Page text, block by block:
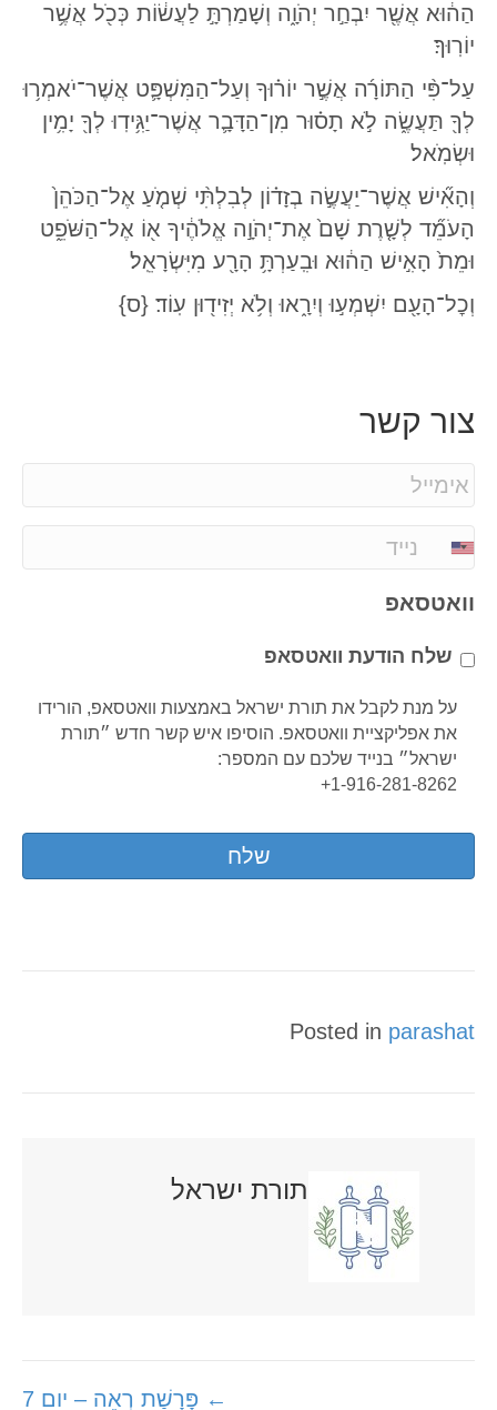
הַה֔וּא אֲשֶׁ֖ר יִבְחַ֣ר יְהֹוָ֑ה וְשָׁמַרְתָּ֣ לַעֲשׂ֔וֹת כְּכֹ֖ל אֲשֶׁ֥ר
יוֹרֽוּךָ׃
עַל־פִּ֨י הַתּוֹרָ֜ה אֲשֶׁ֣ר יוֹר֗וּךָ וְעַל־הַמִּשְׁפָּ֛ט אֲשֶׁר־יֹאמְר֥וּ
לְךָ֖ תַּעֲשֶׂ֑ה לֹ֣א תָס֗וּר מִן־הַדָּבָ֛ר אֲשֶׁר־יַגִּ֥ידֽוּ לְךָ֖ יָמִ֥ין
וּשְׂמֹֽאל׃
וְהָאִ֞ישׁ אֲשֶׁר־יַעֲשֶׂ֣ה בְזָד֗וֹן לְבִלְתִּ֨י שְׁמֹ֤עַ אֶל־הַכֹּהֵן֙
הָעֹמֵ֞ד לְשָׁ֤רֶת שָׁם֙ אֶת־יְהֹוָ֣ה אֱלֹהֶ֔יךָ א֖וֹ אֶל־הַשֹּׁפֵ֑ט
וּמֵת֙ הָאִ֣ישׁ הַה֔וּא וּבִֽעַרְתָּ֥ הָרָ֖ע מִיִּשְׂרָאֵֽל׃
וְכׇל־הָעָ֖ם יִשְׁמְע֣וּ וְיִרָ֑אוּ וְלֹ֥א יְזִיד֖וּן עֽוֹד׃ {ס}
צור קשר
וואטסאפ
שלח הודעת וואטסאפ
על מנת לקבל את תורת ישראל באמצעות וואטסאפ, הורידו
את אפליקציית וואטסאפ. הוסיפו איש קשר חדש ״תורת
ישראל״ בנייד שלכם עם המספר:
1-916-281-8262+
Posted in parashat
תורת ישראל
← פָּרָשַׁת רְאֵה – יום 7